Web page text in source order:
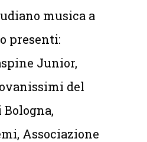
musica a
presenti:
Junior,
del
Associazione